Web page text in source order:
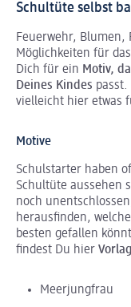
Schultüte selbst
Feuerwehr, Blumen,
Möglichkeiten für
Dich für ein Motiv,
Deines Kindes passt.
vielleicht hier etwas
Motive
Schulstarter haben
Schultüte aussehen
noch
herausfinden,
besten gefallen
findest Du hier
Meerjungfrau